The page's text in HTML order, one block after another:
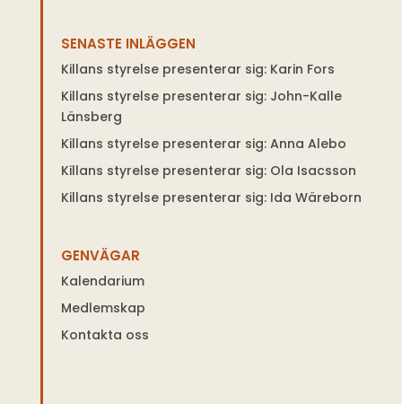
SENASTE INLÄGGEN
Killans styrelse presenterar sig: Karin Fors
Killans styrelse presenterar sig: John-Kalle
Länsberg
Killans styrelse presenterar sig: Anna Alebo
Killans styrelse presenterar sig: Ola Isacsson
Killans styrelse presenterar sig: Ida Wäreborn
GENVÄGAR
Kalendarium
Medlemskap
Kontakta oss